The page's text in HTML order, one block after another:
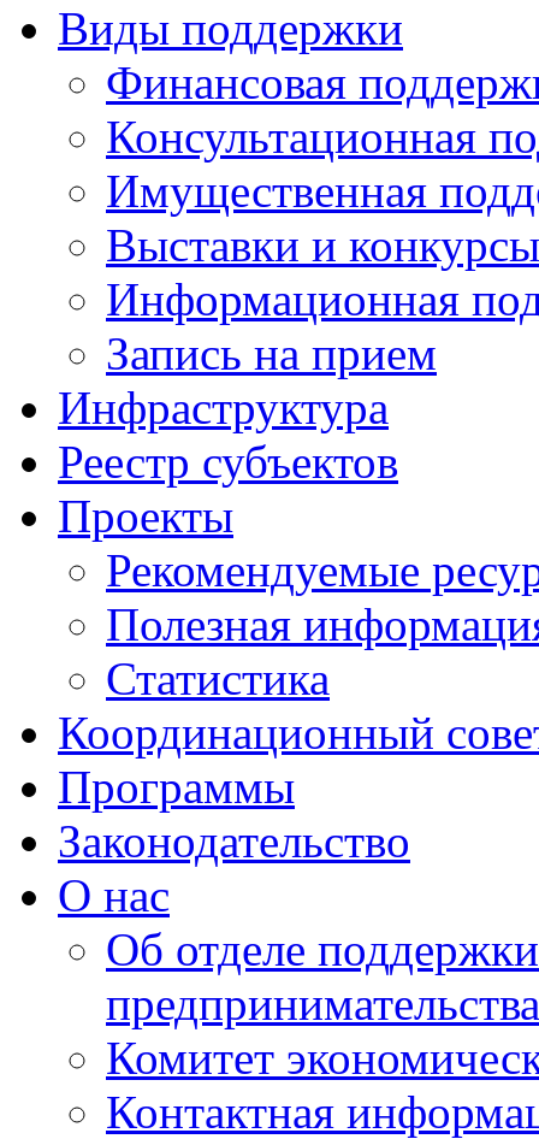
Виды поддержки
Финансовая
Консультационная
Имущественная
Выставки и конкурсы
Информационная
Запись на прием
Инфраструктура
Реестр субъектов
Проекты
Рекомендуемые
Полезная
Статистика
Координационный
Программы
Законодательство
О нас
Об отделе
предпринимательства
Комитет
Контактная